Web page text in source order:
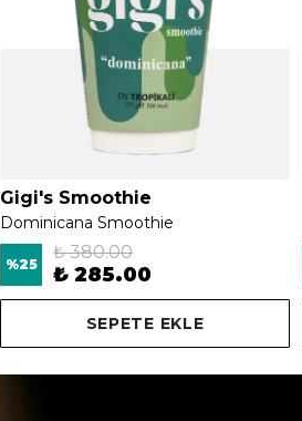
Gigi's Smoothie
Dominicana Smoothie
%25
₺ 380.00
₺ 285.00
SEPETE EKLE